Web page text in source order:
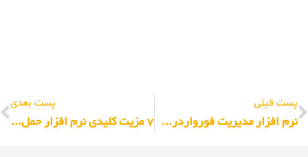
پست قبلی
نرم افزار مدیریت فورواردری و کریری چیست و چه کاربردهایی دارد؟
پست بعدی
۷ مزیت کلیدی نرم افزار حمل بین المللی برای شرکت‌های لجستیکی